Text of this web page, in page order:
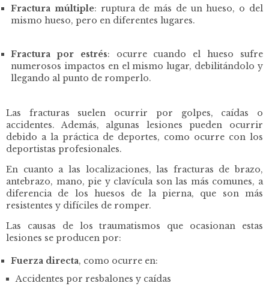
Fractura múltiple: ruptura de más de un hueso, o del
mismo hueso, pero en diferentes lugares.
Fractura por estrés: ocurre cuando el hueso sufre
numerosos impactos en el mismo lugar, debilitándolo y
llegando al punto de romperlo.
Las fracturas suelen ocurrir por golpes, caídas o
accidentes. Además, algunas lesiones pueden ocurrir
debido a la práctica de deportes, como ocurre con los
deportistas profesionales.
En cuanto a las localizaciones, las fracturas de brazo,
antebrazo, mano, pie y clavícula son las más comunes, a
diferencia de los huesos de la pierna, que son más
resistentes y difíciles de romper.
Las causas de los traumatismos que ocasionan estas
lesiones se producen por:
Fuerza directa, como ocurre en:
Accidentes por resbalones y caídas